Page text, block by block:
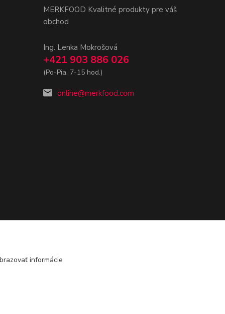
MERKFOOD Kvalitné produkty pre váš
obchod
Ing. Lenka Mokrošová
+421 903 886 026
(Po-Pia, 7-15 hod.)
online@merkfood.com
informácie